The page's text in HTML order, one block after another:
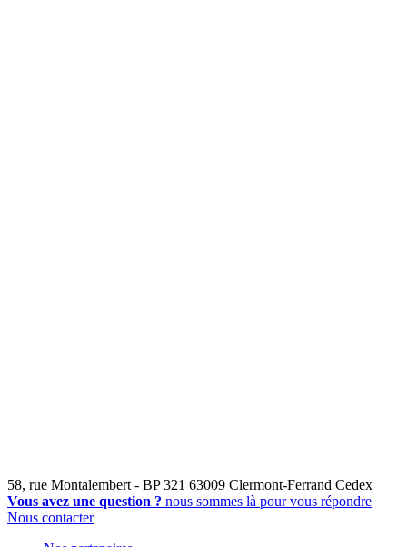
58, rue Montalembert - BP 321 63009 Clermont-Ferrand Cedex
Vous avez une question ? nous sommes là pour vous répondre
Nous contacter